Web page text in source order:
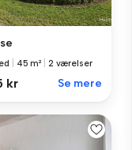
45 m² 2 værelser
kr Se mere